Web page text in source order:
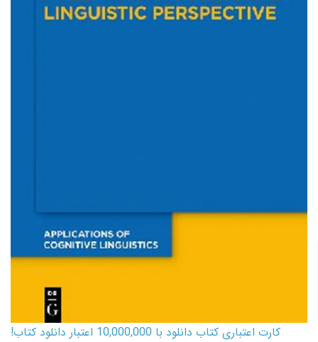
کارت اعتباری کتاب دانلود با 10,000,000 اعتبار دانلود کتاب!